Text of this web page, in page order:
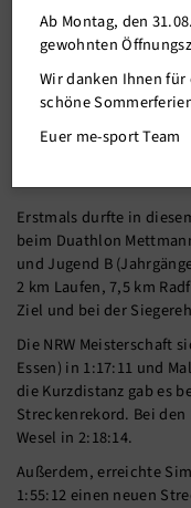
Erstmals durfte in
beim Duathlon
und Jugend B
2 km Laufen, 7,5 km
Ziel und bei der
Die NRW Meisterschaft
Essen) in 1:17:11 und
die Kurzdistanz gab es
Streckenrekord. Bei den
Wesel in 2:18:14.
Außerdem, erreichte
1:55:12 einen neuen
Ab Montag, den
gewohnten
Wir danken Ihnen
schöne
Euer me-sport Team